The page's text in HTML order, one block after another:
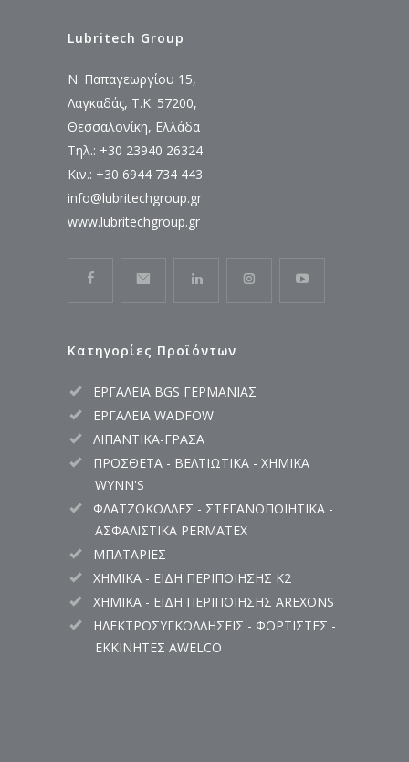
Lubritech Group
Ν. Παπαγεωργίου 15,
Λαγκαδάς, Τ.Κ. 57200,
Θεσσαλονίκη, Ελλάδα
Τηλ.: +30 23940 26324
Κιν.: +30 6944 734 443
info@lubritechgroup.gr
www.lubritechgroup.gr
Κατηγορίες Προϊόντων
ΕΡΓΑΛΕΙΑ BGS ΓΕΡΜΑΝΙΑΣ
ΕΡΓΑΛΕΙΑ WADFOW
ΛΙΠΑΝΤΙΚΑ-ΓΡΑΣΑ
ΠΡΟΣΘΕΤΑ - ΒΕΛΤΙΩΤΙΚΑ - ΧΗΜΙΚΑ
WYNN'S
ΦΛΑΤΖΟΚΟΛΛΕΣ - ΣΤΕΓΑΝΟΠΟΙΗΤΙΚΑ -
ΑΣΦΑΛΙΣΤΙΚΑ PERMATEX
ΜΠΑΤΑΡΙΕΣ
ΧΗΜΙΚΑ - ΕΙΔΗ ΠΕΡΙΠΟΙΗΣΗΣ K2
ΧΗΜΙΚΑ - ΕΙΔΗ ΠΕΡΙΠΟΙΗΣΗΣ AREXONS
ΗΛΕΚΤΡΟΣΥΓΚΟΛΛΗΣΕΙΣ - ΦΟΡΤΙΣΤΕΣ -
ΕΚΚΙΝΗΤΕΣ AWELCO